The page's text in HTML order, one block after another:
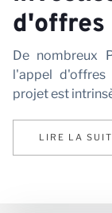
d'offres
De nombreux
l'appel
projet est
LIRE LA